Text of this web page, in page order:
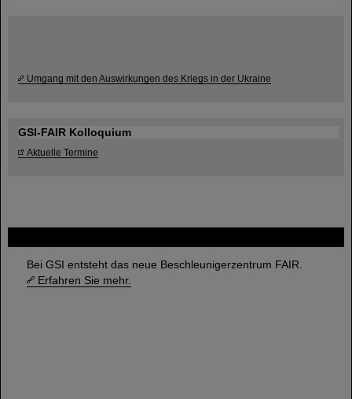
Bei GSI entsteht das neue Beschleunigerzentrum FAIR.
Erfahren Sie mehr.
Umgang mit den Auswirkungen des Kriegs in der Ukraine
GSI-FAIR Kolloquium
Aktuelle Termine